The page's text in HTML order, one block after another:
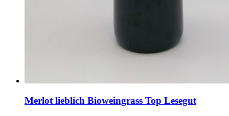
Merlot lieblich Bioweingrass Top Lesegut